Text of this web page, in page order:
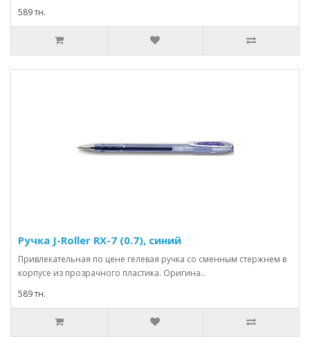
589 тн.
Ручка J-Roller RX-7 (0.7), синий
Привлекательная по цене гелевая ручка со сменным стержнем в
корпусе из прозрачного пластика. Оригина..
589 тн.